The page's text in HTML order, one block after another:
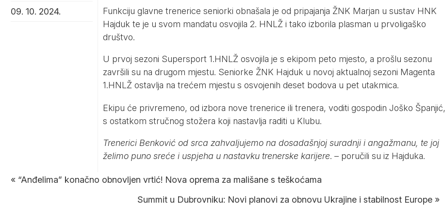
09. 10. 2024.
Funkciju glavne trenerice seniorki obnašala je od pripajanja ŽNK Marjan u sustav HNK
Hajduk te je u svom mandatu osvojila 2. HNLŽ i tako izborila plasman u prvoligaško
društvo.
U prvoj sezoni Supersport 1.HNLŽ osvojila je s ekipom peto mjesto, a prošlu sezonu
završili su na drugom mjestu. Seniorke ŽNK Hajduk u novoj aktualnoj sezoni Magenta
1.HNLŽ ostavlja na trećem mjestu s osvojenih deset bodova u pet utakmica.
Ekipu će privremeno, od izbora nove trenerice ili trenera, voditi gospodin Joško Španjić,
s ostatkom stručnog stožera koji nastavlja raditi u Klubu.
Trenerici Benković od srca zahvaljujemo na dosadašnjoj suradnji i angažmanu, te joj
želimo puno sreće i uspjeha u nastavku trenerske karijere. – poručili su iz Hajduka.
« “Anđelima” konačno obnovljen vrtić! Nova oprema za mališane s teškoćama
Summit u Dubrovniku: Novi planovi za obnovu Ukrajine i stabilnost Europe »